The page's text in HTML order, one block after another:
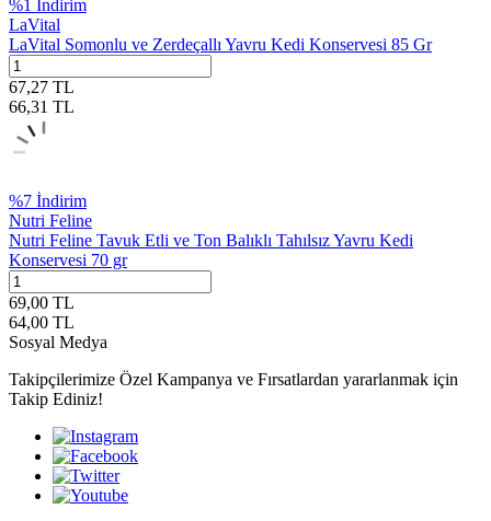
%1 İndirim
LaVital
LaVital Somonlu ve Zerdeçallı Yavru Kedi Konservesi 85 Gr
67,27 TL
66,31 TL
%7 İndirim
Nutri Feline
Nutri Feline Tavuk Etli ve Ton Balıklı Tahılsız Yavru Kedi
Konservesi 70 gr
69,00 TL
64,00 TL
Sosyal Medya
Takipçilerimize Özel Kampanya ve Fırsatlardan yararlanmak için
Takip Ediniz!